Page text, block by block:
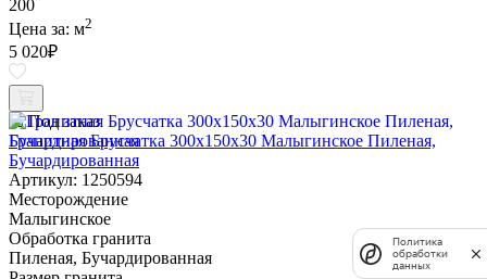
200
Цена за: м2
5 020₽
Под заказ
Гранитная Брусчатка 300х150x30 Малыгинское Пиленая,
Бучардированная
Артикул: 1250594
Месторождение
Малыгинское
Обработка гранита
Пиленая, Бучардированная
Политика
обработки
данных